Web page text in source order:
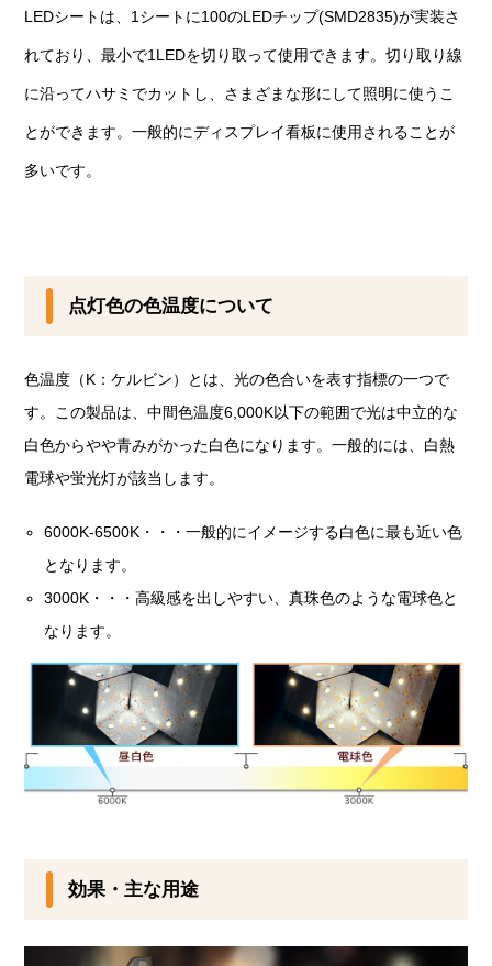
LEDシートは、1シートに100のLEDチップ(SMD2835)が実装さ
れており、最小で1LEDを切り取って使用できます。切り取り線
に沿ってハサミでカットし、さまざまな形にして照明に使うこ
とができます。一般的にディスプレイ看板に使用されることが
多いです。
点灯色の色温度について
色温度（K：ケルビン）とは、光の色合いを表す指標の一つで
す。この製品は、中間色温度6,000K以下の範囲で光は中立的な
白色からやや青みがかった白色になります。一般的には、白熱
電球や蛍光灯が該当します。
6000K-6500K・・・一般的にイメージする白色に最も近い色
となります。
3000K・・・高級感を出しやすい、真珠色のような電球色と
なります。
効果・主な用途